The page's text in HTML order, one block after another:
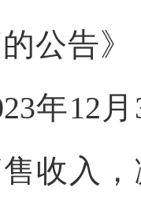
公告》
年12
收入